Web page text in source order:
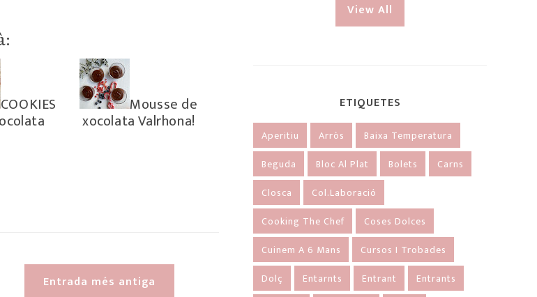
COOKIES Mousse de
xocolata Valrhona!
Entrada més antiga
View All
ETIQUETES
Aperitiu Arròs
Baixa Temperatura
Beguda
Bloc Al Plat Bolets
Carns
Closca
Col.laboració
Cooking The Chef
Coses Dolces
Cuinem A 6 Mans
Cursos I Trobades
Dolç
Entarnts Entrant Entrants